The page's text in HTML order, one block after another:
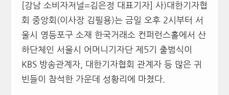
[강남 소비자저널=김은정 대표기자] 사)대한기자협
회 중앙회(이사장 김필용)는 금일 오후 2시부터 서
울시 영등포구 소재 한국거래소 컨퍼런스홀에서 산
하단체인 서울시 어머니기자단 제5기 출범식이
KBS 방송관계자, 대한기자협회 관계자 등 많은 귀
빈들이 참석한 가운데 성황리에 마쳤다.